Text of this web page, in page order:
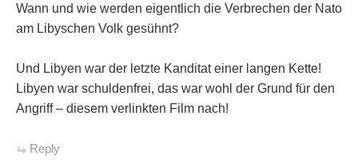
Wann und wie werden eigentlich die Verbrechen der Nato
am Libyschen Volk gesühnt?
Und Libyen war der letzte Kanditat einer langen Kette!
Libyen war schuldenfrei, das war wohl der Grund für den
Angriff – diesem verlinkten Film nach!
Reply